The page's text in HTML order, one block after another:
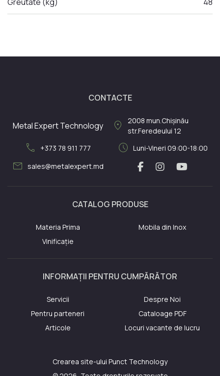
CONTACTE
Metal Expert Technology location_on 2008 mun.Chișinău
str.Feredeului 12
call +373 78 911 777 schedule Luni-Vineri 09:00-18:00
mail sales@metalexpert.md
CATALOG PRODUSE
Materia Prima
Mobila din Inox
Vinificație
INFORMAȚII PENTRU CUMPĂRĂTOR
Servicii
Despre Noi
Pentru parteneri
Cataloage PDF
Articole
Locuri vacante de lucru
Crearea site-ului Punct Technology